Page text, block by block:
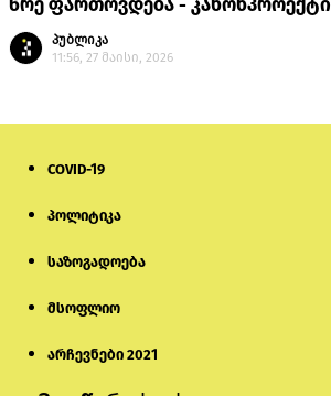
წრე ფართოვდება - კანონპროექტი
პუბლიკა
11:56, 27 მაისი, 2026
COVID-19
პოლიტიკა
საზოგადოება
მსოფლიო
არჩევნები 2021